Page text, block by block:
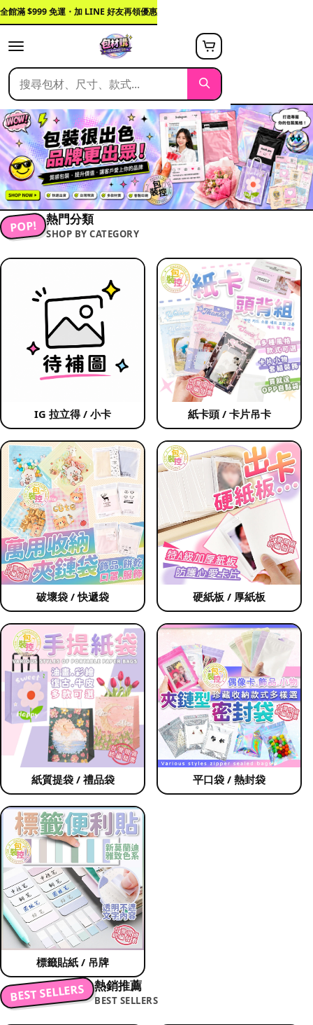
全館滿 $999 免運・加 LINE 好友再領優惠
POP! 熱門分類
SHOP BY CATEGORY
IG 拉立得 / 小卡 紙卡頭 / 卡片吊卡
破壞袋 / 快遞袋 硬紙板 / 厚紙板
紙質提袋 / 禮品袋 平口袋 / 熱封袋
標籤貼紙 / 吊牌
BEST SELLERS 熱銷推薦
BEST SELLERS